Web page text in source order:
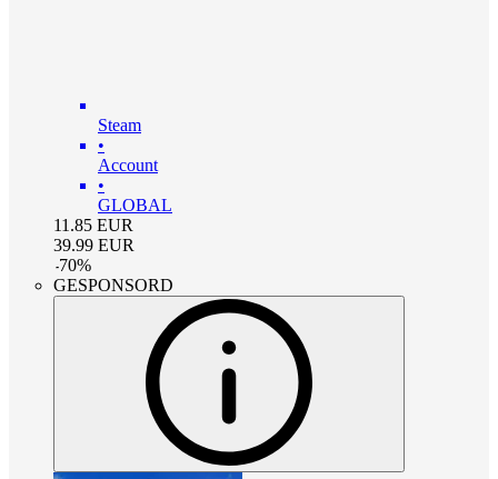
Steam
•
Account
•
GLOBAL
11.85 EUR
39.99 EUR
-70%
GESPONSORD